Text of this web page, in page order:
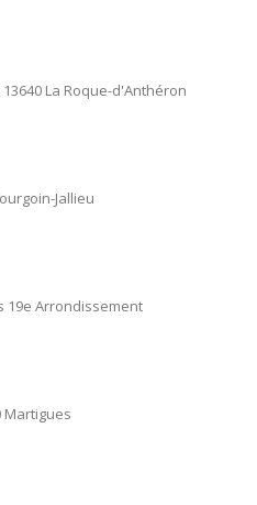
13640 La Roque-d'Anthéron
Jallieu
19e Arrondissement
Martigues